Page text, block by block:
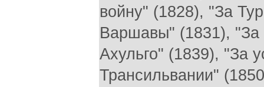
войну" (1828), "За
Варшавы" (1831), "За
Ахульго" (1839), "За
Трансильвании"